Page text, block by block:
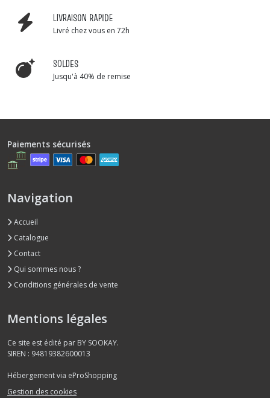
LIVRAISON RAPIDE
Livré chez vous en 72h
SOLDES
Jusqu'à 40% de remise
Paiements sécurisés
Navigation
Accueil
Catalogue
Contact
Qui sommes nous ?
Conditions générales de vente
Mentions légales
Ce site est édité par BY SOOKAY.
SIREN : 94819382600013
Hébergement via eProShopping
Gestion des cookies